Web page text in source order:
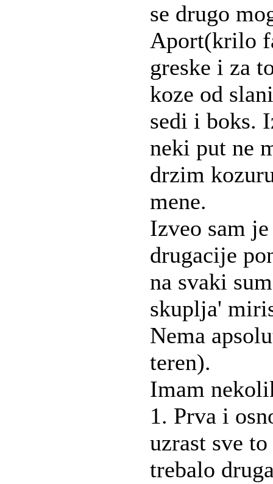
se drugo
Aport(krilo
greske i za
koze od
sedi i boks.
neki put ne
drzim
mene.
Izveo sam
drugacije
na svaki
skuplja'
Nema
teren).
Imam
1. Prva i
uzrast sve
trebalo